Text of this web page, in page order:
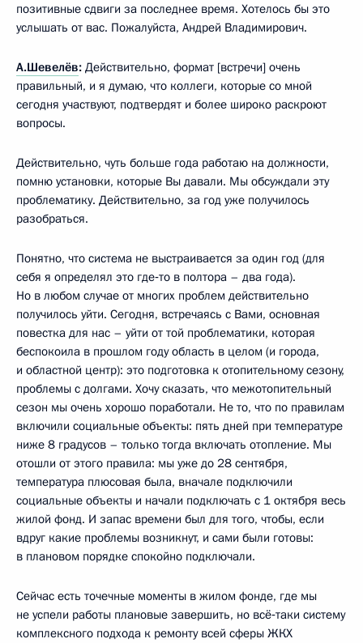
позитивные сдвиги за последнее время. Хотелось бы это
услышать от вас. Пожалуйста, Андрей Владимирович.
А.Шевелёв: Действительно, формат [встречи] очень
правильный, и я думаю, что коллеги, которые со мной
сегодня участвуют, подтвердят и более широко раскроют
вопросы.
Действительно, чуть больше года работаю на должности,
помню установки, которые Вы давали. Мы обсуждали эту
проблематику. Действительно, за год уже получилось
разобраться.
Понятно, что система не выстраивается за один год (для
себя я определял это где‑то в полтора – два года).
Но в любом случае от многих проблем действительно
получилось уйти. Сегодня, встречаясь с Вами, основная
повестка для нас – уйти от той проблематики, которая
беспокоила в прошлом году область в целом (и города,
и областной центр): это подготовка к отопительному сезону,
проблемы с долгами. Хочу сказать, что межотопительный
сезон мы очень хорошо поработали. Не то, что по правилам
включили социальные объекты: пять дней при температуре
ниже 8 градусов – только тогда включать отопление. Мы
отошли от этого правила: мы уже до 28 сентября,
температура плюсовая была, вначале подключили
социальные объекты и начали подключать с 1 октября весь
жилой фонд. И запас времени был для того, чтобы, если
вдруг какие проблемы возникнут, и сами были готовы:
в плановом порядке спокойно подключали.
Сейчас есть точечные моменты в жилом фонде, где мы
не успели работы плановые завершить, но всё‑таки систему
комплексного подхода к ремонту всей сферы ЖКХ